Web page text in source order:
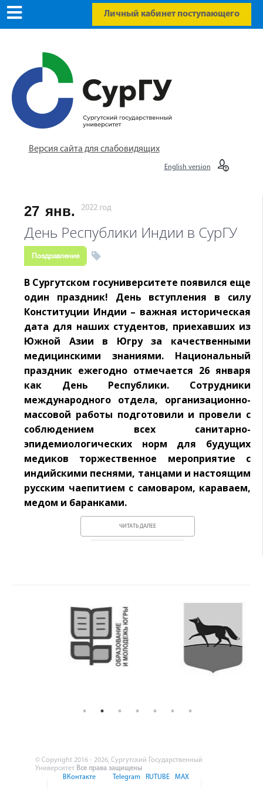
Личный кабинет поступающего
Версия сайта для слабовидящих
English version
27 янв. 2022 год
День Республики Индии в СурГУ
Поздравление
В Сургутском госуниверситете появился еще
один праздник! День вступления в силу
Конституции Индии – важная историческая
дата для наших студентов, приехавших из
Южной Азии в Югру за качественными
медицинскими знаниями. Национальный
праздник ежегодно отмечается 26 января
как День Республики. Сотрудники
международного отдела, организационно-
массовой работы подготовили и провели с
соблюдением всех санитарно-
эпидемиологических норм для будущих
медиков торжественное мероприятие с
индийскими песнями, танцами и настоящим
русским чаепитием с самоваром, караваем,
медом и баранками.
ЧИТАТЬ ДАЛЕЕ
© Copyright 2016 - 2026, Сургутский Государственный
Университет Все права защищены
ВКонтакте
Telegram RUTUBE MAX